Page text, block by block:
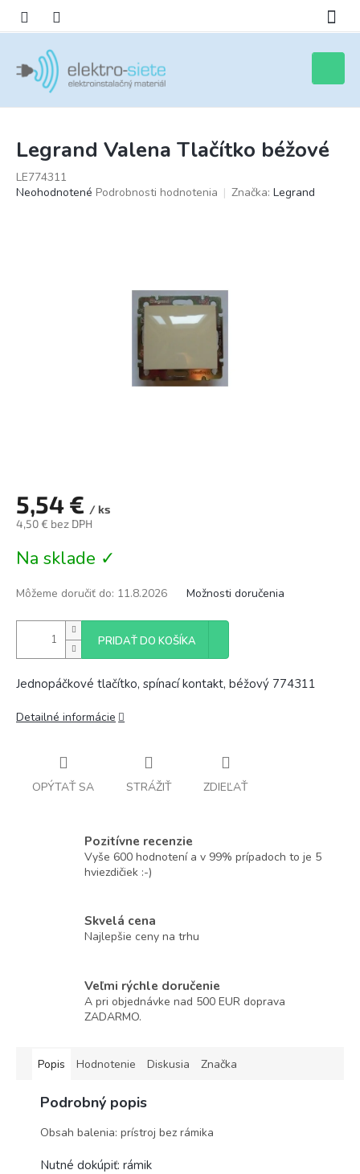
obsah
košík
Legrand Valena Tlačítko béžové
LE774311
Priemerné
Neohodnotené Podrobnosti hodnotenia Značka: Legrand
5,54 € / ks
4,50 € bez DPH
cena:
Na sklade ✓
Môžeme doručiť do: 11.8.2026 Možnosti doručenia
PRIDAŤ DO KOŠÍKA
Jednopáčkové tlačítko, spínací kontakt, béžový 774311
Detailné informácie
OPÝTAŤ SA STRÁŽIŤ ZDIEĽAŤ
Pozitívne recenzie
Vyše 600 hodnotení a v 99% prípadoch to je 5
hviezdičiek :-)
Skvelá cena
Najlepšie ceny na trhu
Veľmi rýchle doručenie
A pri objednávke nad 500 EUR doprava
ZADARMO.
Popis Hodnotenie Diskusia Značka
Podrobný popis
Obsah balenia: prístroj bez rámika
Nutné dokúpiť: rámik